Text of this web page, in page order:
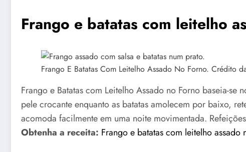
Frango e batatas com leitelho
Frango E Batatas Com Leitelho Assado No Forno. Crédito
Frango e Batatas com Leitelho Assado no Forno baseia-
pele crocante enquanto as batatas amolecem por baixo,
acomoda facilmente em uma noite movimentada.
Obtenha a receita: Frango e batatas com leitelho assado